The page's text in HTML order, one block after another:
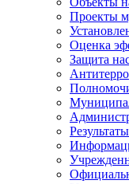
Проекты
Оценка
Защита